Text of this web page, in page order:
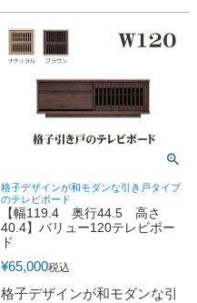
格子デザインが和モダンな引き戸タイプ
のテレビボード
【幅119.4 奥行44.5 高さ
40.4】バリュー120テレビボー
ド
¥65,000税込
格子デザインが和モダンな引